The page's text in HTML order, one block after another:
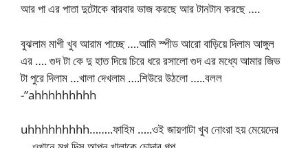
আর পা এর পাতা দুটোকে বারবার ভাজ করছে আর টানটান করছে ….
বুঝলাম মাগী খুব আরাম পাচ্ছে ….আমি স্পীড আরো বাড়িয়ে দিলাম আঙ্গুল
এর …. গুদ টা কে দু হাত দিয়ে চিরে ধরে রসালো গুদ এর মধ্যে আমার জিভ
টা পুরে দিলাম …খালা দেখলাম ….শিউরে উঠলো …..বলল
-”ahhhhhhhhh
uhhhhhhhhh……..ফাহিম …..ওই জায়গাটা খুব নোংরা হয় মেয়েদের